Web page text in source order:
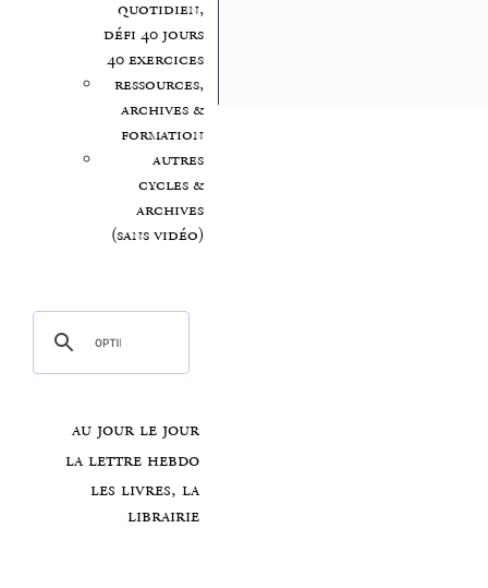
quotidien,
défi 40 jours
40 exercices
ressources,
archives &
formation
autres
cycles &
archives
(sans vidéo)
au jour le jour
la lettre hebdo
les livres, la
librairie